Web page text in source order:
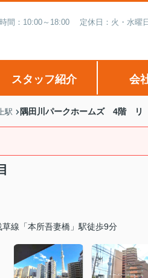
間：10:00～18:00 定休日：火・水曜
スタッフ紹介 会
駅 隅田川パークホームズ 4階 リ
草線「本所吾妻橋」駅徒歩9分